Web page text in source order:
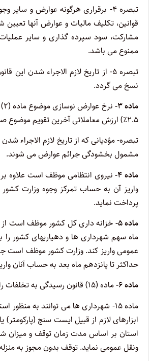
تبصره ۴- برقراری هرگونه عوارض و
قوانین، تکلیف مالیات و عوارض آنها
مشارکت، سود سپرده گذاری و سایر
ممنوع می باشد.
تبصره ۵- از تاریخ لازم الاجراء شدن این قانون، تبصره (۱) ماده (۵۰)
نسخ می گردد.
ماده ۳-
۲.۵٪) ارزش معاملاتی آخرین تقویم موضوع صدر و تبصره (۳) ماده (۶۴) قانون مالیاتهای مستقیم تعیین می گردد.
تبصره- مؤدیانی که از تاریخ لازم
مشمول بخشودگی جرائم عوارض می شوند.
ماده ۴-
واریز آن به حساب تمرکز وجوه وزارت
پرداخت نماید.
ماده ۵-
خزانه داری کل کشور موظف است از
ماه سهم شهرداری ها و دهیاریهای کشور
عمومی واریز کند. وزارت کشور موظف است
حداکثر تا پانزدهم ماه بعد به حساب آنان
ماده ۶-
ماده (۱۵) قانون رسیدگی به تخلفات رانندگی و تبصره (۲) آن به شرح زیر اصلاح و یک تبصره به عنوان تبصره (۳) به آن الحاق می گردد:
ماده ۱۵- شهرداری ها می توانند به
ابزارهای لازم از قبیل ایست سنج
استان بر اساس مدت زمان توقف و میزان
ونقل عمومی نماید. توقف بدون مجوز به